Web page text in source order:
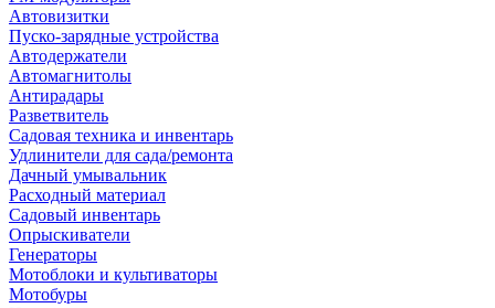
Автовизитки
Пуско-зарядные устройства
Автодержатели
Автомагнитолы
Антирадары
Разветвитель
Садовая техника и инвентарь
Удлинители для сада/ремонта
Дачный умывальник
Расходный материал
Садовый инвентарь
Опрыскиватели
Генераторы
Мотоблоки и культиваторы
Мотобуры